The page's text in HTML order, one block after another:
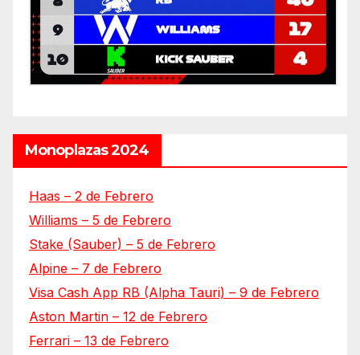
Monoplazas 2024
Haas – 2 de Febrero
Williams – 5 de Febrero
Stake (Sauber) – 5 de Febrero
Alpine – 7 de Febrero
Visa Cash App RB (Alpha Tauri) – 9 de Febrero
Aston Martin – 12 de Febrero
Ferrari – 13 de Febrero